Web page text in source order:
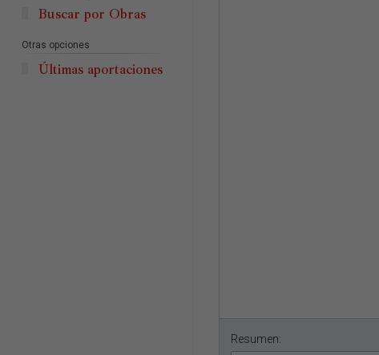
Resumen:
Buscar por Obras
Otras opciones
Últimas aportaciones